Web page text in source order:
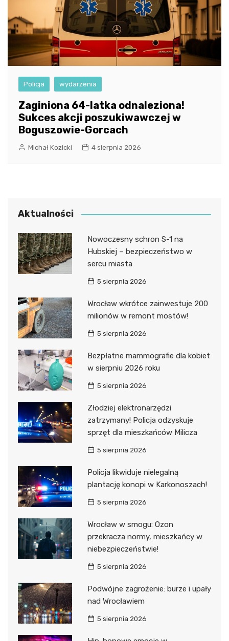
Policja wydarzenia
Zaginiona 64-latka odnaleziona!
Sukces akcji poszukiwawczej w
Boguszowie-Gorcach
Michał Kozicki 4 sierpnia 2026
Aktualności
Nowoczesny schron S-1 na
Hubskiej – bezpieczeństwo w
sercu miasta
5 sierpnia 2026
Wrocław wkrótce zainwestuje 200
milionów w remont mostów!
5 sierpnia 2026
Bezpłatne mammografie dla kobiet
w sierpniu 2026 roku
5 sierpnia 2026
Złodziej elektronarzędzi
zatrzymany! Policja odzyskuje
sprzęt dla mieszkańców Milicza
5 sierpnia 2026
Policja likwiduje nielegalną
plantację konopi w Karkonoszach!
5 sierpnia 2026
Wrocław w smogu: Ozon
przekracza normy, mieszkańcy w
niebezpieczeństwie!
5 sierpnia 2026
Podwójne zagrożenie: burze i upały
nad Wrocławiem
5 sierpnia 2026